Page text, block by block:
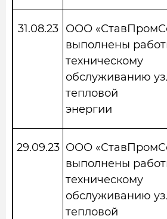
31.08.23
ООО
выполнены
техническому
обслуживанию
тепловой
энергии
29.09.23 ООО
выполнены
техническому
обслуживанию
тепловой